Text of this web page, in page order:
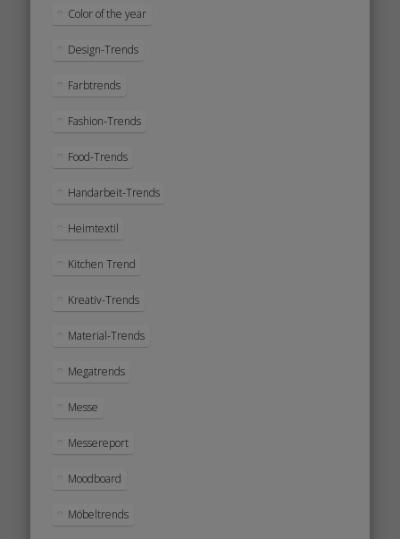
Color of the year
Design-Trends
Farbtrends
Fashion-Trends
Food-Trends
Handarbeit-Trends
Heimtextil
Kitchen Trend
Kreativ-Trends
Material-Trends
Megatrends
Messe
Messereport
Moodboard
Möbeltrends